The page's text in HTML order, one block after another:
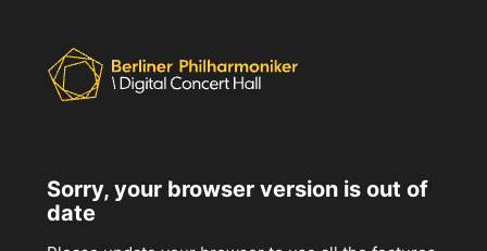
Sorry, your browser version is out of
date